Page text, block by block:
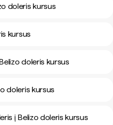
doleris kursus
kursus
doleris kursus
doleris kursus
į Belizo doleris kursus